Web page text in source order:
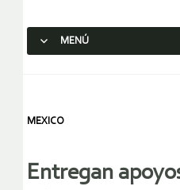
MENÚ
MEXICO
Entregan